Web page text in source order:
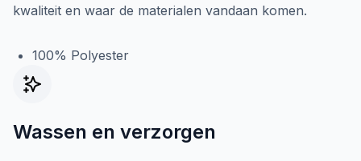
kwaliteit en waar de materialen vandaan komen.
100% Polyester
Wassen en verzorgen